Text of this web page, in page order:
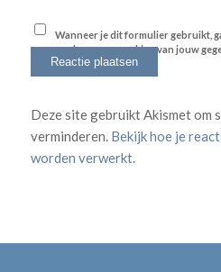
Wanneer je dit formulier gebruikt,
opslag en verwerking van jouw
website.*
Deze site gebruikt Akismet om
verminderen. Bekijk hoe je
worden verwerkt.